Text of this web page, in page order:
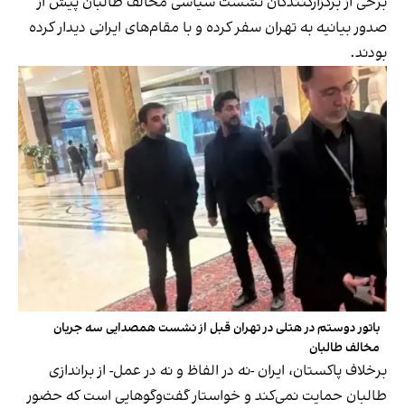
صدور بیانیه به تهران سفر کرده و با مقام‌های ایرانی دیدار کرده
بودند.
باتور دوستم در هتلی در تهران قبل از نشست همصدایی سه جریان
مخالف طالبان
برخلاف پاکستان، ایران -نه در الفاظ و نه در عمل- از براندازی
طالبان حمایت نمی‌کند و خواستار گفت‌وگوهایی است که حضور